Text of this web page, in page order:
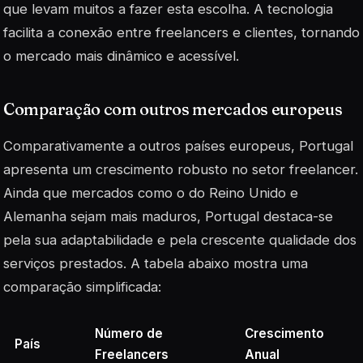
que levam muitos a fazer esta escolha. A tecnologia
facilita a conexão entre freelancers e clientes, tornando
o mercado mais dinâmico e acessível.
Comparação com outros mercados europeus
Comparativamente a outros países europeus, Portugal
apresenta um crescimento robusto no setor freelancer.
Ainda que mercados como o do Reino Unido e
Alemanha sejam mais maduros, Portugal destaca-se
pela sua adaptabilidade e pela crescente qualidade dos
serviços prestados. A tabela abaixo mostra uma
comparação simplificada:
País
Número de
Freelancers
Crescimento
Anual